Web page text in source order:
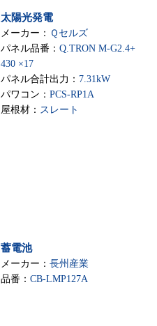
太陽光発電
メーカー： Ｑセルズ
パネル品番： Q.TRON M-G2.4+
430 ×17
パネル合計出力： 7.31kW
パワコン： PCS-RP1A
屋根材： スレート
蓄電池
メーカー： 長州産業
品番： CB-LMP127A